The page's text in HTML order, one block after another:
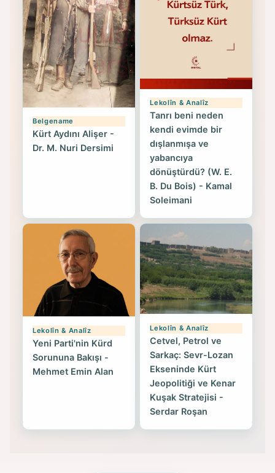
Belgename
Kürt Aydını Alişer -
Dr. M. Nuri Dersimi
Lekolîn & Analîz
Tanrı beni neden
kendi evimde bir
dışlanmışa ve
yabancıya
dönüştürdü? (W. E.
B. Du Bois) - Kamal
Soleimani
Lekolîn & Analîz
Yeni Parti'nin Kürd
Sorununa Bakışı -
Mehmet Emin Alan
Lekolîn & Analîz
Cetvel, Petrol ve
Sarkaç: Sevr-Lozan
Ekseninde Kürt
Jeopolitiği ve Kenar
Kuşak Stratejisi -
Serdar Roşan